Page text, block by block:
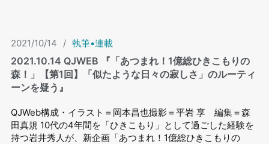
2021/10/14 / 執筆•連載
2021.10.14 QJWEB 『「あつまれ！1億総ひきこもりの
森！」【第1回】「似たような日々の寂しさ」のルーティ
ーンを疑う』
QJWeb構成・イラスト＝岡本昌也撮影＝平岩 享 編集＝森
田真規 10代の4年間を「ひきこもり」として過ごした経験を
持つ岩井秀人が、新企画「あつまれ！1億総ひきこもりの